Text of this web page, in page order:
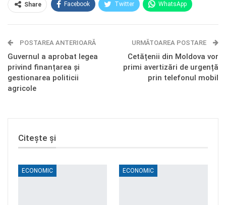
Share Facebook Twitter WhatsApp
Telegram OK.ru
POSTAREA ANTERIOARĂ
Guvernul a aprobat legea
privind finanțarea și
gestionarea politicii
agricole
URMĂTOAREA POSTARE
Cetățenii din Moldova vor
primi avertizări de urgență
prin telefonul mobil
Citește și
ECONOMIC ECONOMIC